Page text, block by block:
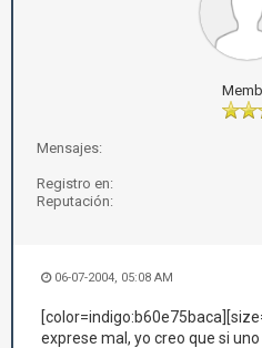
Mensajes:
Registro en:
Reputación:
06-07-2004, 05:08 AM
exprese mal, yo creo que si